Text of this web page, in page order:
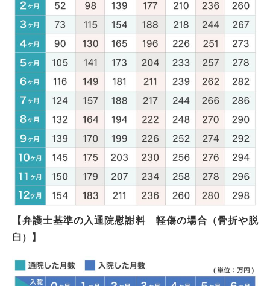
【弁護士基準の入通院慰謝料 軽傷の場合（骨折や脱
臼）】